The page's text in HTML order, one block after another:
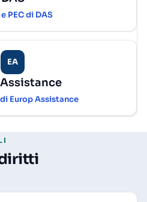
PEC di DAS
EA
Europ Assistance
diritti